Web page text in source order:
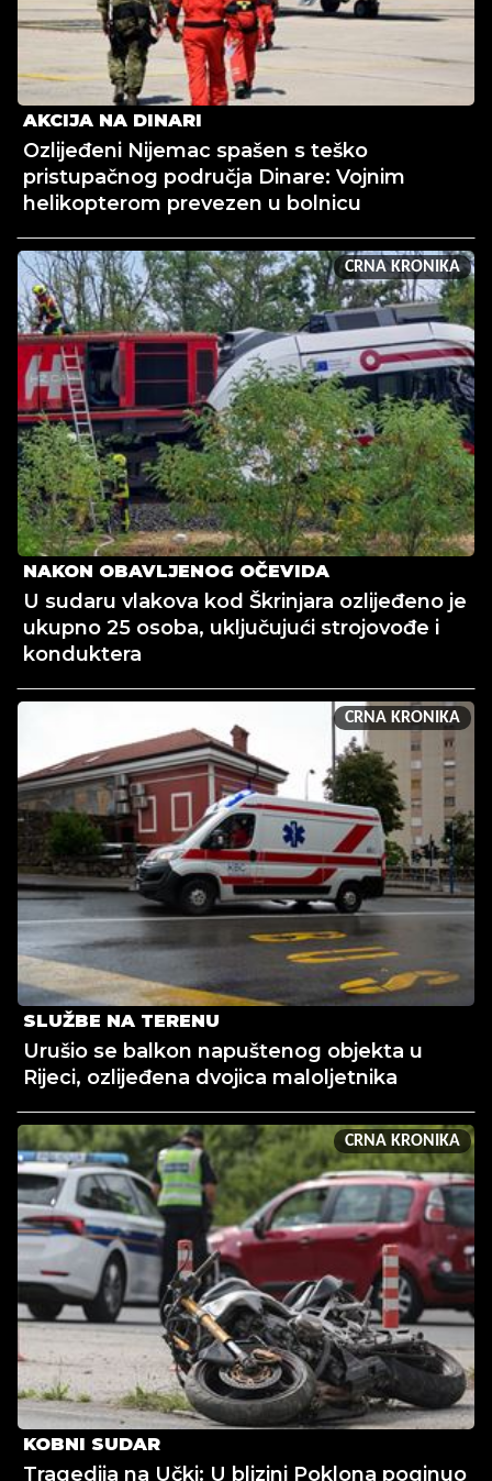
AKCIJA NA DINARI
Ozlijeđeni Nijemac spašen s teško
pristupačnog područja Dinare: Vojnim
helikopterom prevezen u bolnicu
CRNA KRONIKA
NAKON OBAVLJENOG OČEVIDA
U sudaru vlakova kod Škrinjara ozlijeđeno je
ukupno 25 osoba, uključujući strojovođe i
konduktera
CRNA KRONIKA
SLUŽBE NA TERENU
Urušio se balkon napuštenog objekta u
Rijeci, ozlijeđena dvojica maloljetnika
CRNA KRONIKA
KOBNI SUDAR
Tragedija na Učki: U blizini Poklona poginuo